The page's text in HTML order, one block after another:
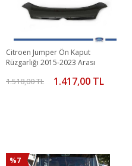
Citroen Jumper Ön Kaput
Rüzgarlığı 2015-2023 Arası
1.518,00 TL 1.417,00 TL
%7